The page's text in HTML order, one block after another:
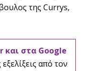
της Currys,
και στα Google
εξελίξεις από τον